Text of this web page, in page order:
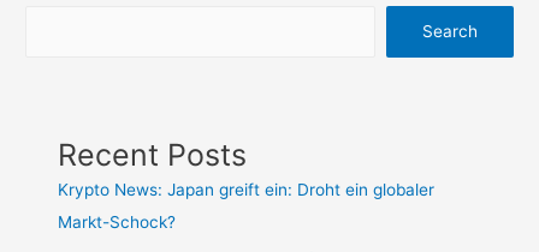
Search
Recent Posts
Krypto News: Japan greift ein: Droht ein globaler
Markt-Schock?